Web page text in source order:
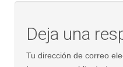
Deja una
Tu dirección de correo